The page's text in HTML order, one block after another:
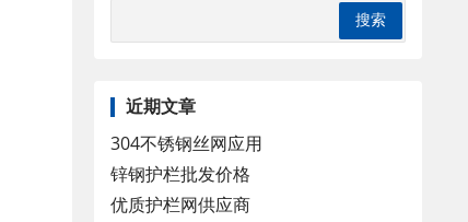
近期文章
304不锈钢丝网应用
锌钢护栏批发价格
优质护栏网供应商